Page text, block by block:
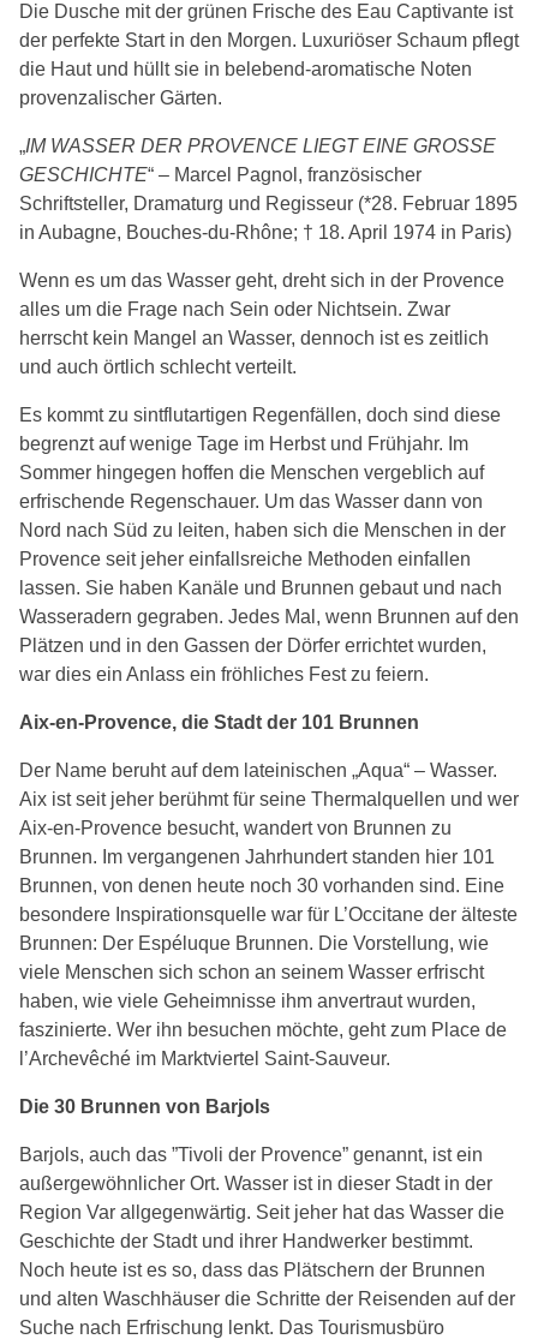
Die Dusche mit der grünen Frische des Eau Captivante ist
der perfekte Start in den Morgen. Luxuriöser Schaum pflegt
die Haut und hüllt sie in belebend-aromatische Noten
provenzalischer Gärten.
„IM WASSER DER PROVENCE LIEGT EINE GROSSE
GESCHICHTE“ – Marcel Pagnol, französischer
Schriftsteller, Dramaturg und Regisseur (*28. Februar 1895
in Aubagne, Bouches-du-Rhône; † 18. April 1974 in Paris)
Wenn es um das Wasser geht, dreht sich in der Provence
alles um die Frage nach Sein oder Nichtsein. Zwar
herrscht kein Mangel an Wasser, dennoch ist es zeitlich
und auch örtlich schlecht verteilt.
Es kommt zu sintflutartigen Regenfällen, doch sind diese
begrenzt auf wenige Tage im Herbst und Frühjahr. Im
Sommer hingegen hoffen die Menschen vergeblich auf
erfrischende Regenschauer. Um das Wasser dann von
Nord nach Süd zu leiten, haben sich die Menschen in der
Provence seit jeher einfallsreiche Methoden einfallen
lassen. Sie haben Kanäle und Brunnen gebaut und nach
Wasseradern gegraben. Jedes Mal, wenn Brunnen auf den
Plätzen und in den Gassen der Dörfer errichtet wurden,
war dies ein Anlass ein fröhliches Fest zu feiern.
Aix-en-Provence, die Stadt der 101 Brunnen
Der Name beruht auf dem lateinischen „Aqua“ – Wasser.
Aix ist seit jeher berühmt für seine Thermalquellen und wer
Aix-en-Provence besucht, wandert von Brunnen zu
Brunnen. Im vergangenen Jahrhundert standen hier 101
Brunnen, von denen heute noch 30 vorhanden sind. Eine
besondere Inspirationsquelle war für L’Occitane der älteste
Brunnen: Der Espéluque Brunnen. Die Vorstellung, wie
viele Menschen sich schon an seinem Wasser erfrischt
haben, wie viele Geheimnisse ihm anvertraut wurden,
faszinierte. Wer ihn besuchen möchte, geht zum Place de
l’Archevêché im Marktviertel Saint-Sauveur.
Die 30 Brunnen von Barjols
Barjols, auch das ”Tivoli der Provence” genannt, ist ein
außergewöhnlicher Ort. Wasser ist in dieser Stadt in der
Region Var allgegenwärtig. Seit jeher hat das Wasser die
Geschichte der Stadt und ihrer Handwerker bestimmt.
Noch heute ist es so, dass das Plätschern der Brunnen
und alten Waschhäuser die Schritte der Reisenden auf der
Suche nach Erfrischung lenkt. Das Tourismusbüro